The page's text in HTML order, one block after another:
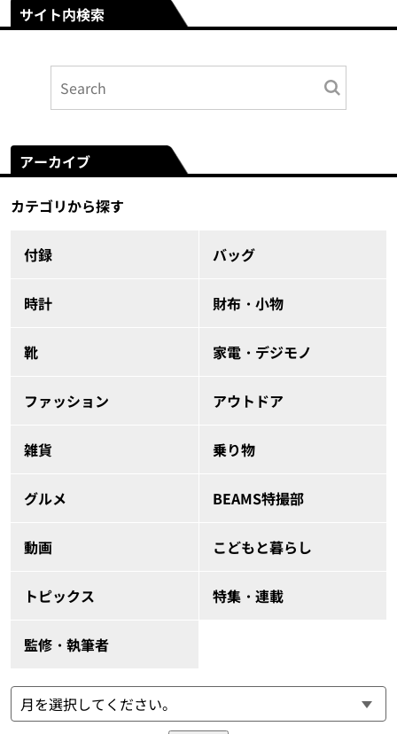
サイト内検索
アーカイブ
カテゴリから探す
付録 バッグ
時計 財布・小物
靴 家電・デジモノ
ファッション アウトドア
雑貨 乗り物
グルメ BEAMS特撮部
動画 こどもと暮らし
トピックス 特集・連載
監修・執筆者